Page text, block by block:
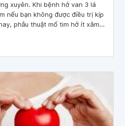
xuyên. Khi bệnh hở van 3 lá
nếu bạn không được điều trị kịp
phẫu thuật mổ tim hở ít xâm
những bệnh nhân bị nặng mà